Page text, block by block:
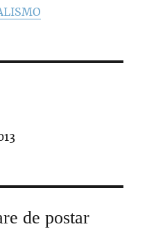
de postar